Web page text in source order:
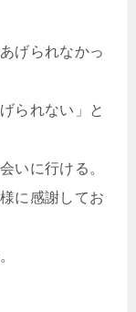
げられなかっ
られない」と
いに行ける。
に感謝してお